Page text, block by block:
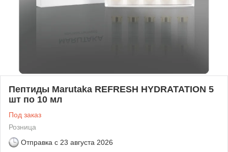
Пептиды Marutaka REFRESH HYDRATATION 5
шт по 10 мл
Под заказ
Розница
Отправка с 23 августа 2026